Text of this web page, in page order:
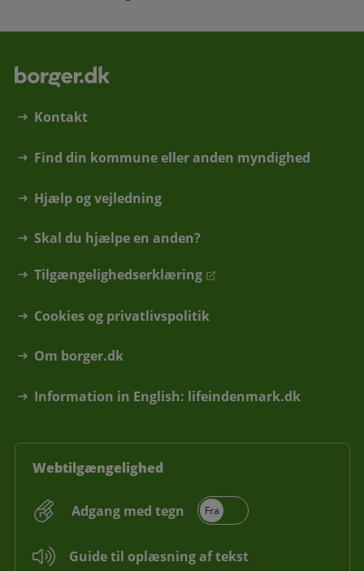
Kontakt
Find din kommune eller anden myndighed
Hjælp og vejledning
Skal du hjælpe en anden?
Tilgængelighedserklæring
Cookies og privatlivspolitik
Om borger.dk
Information in English: lifeindenmark.dk
Webtilgængelighed
Adgang med tegn
Guide til oplæsning af tekst